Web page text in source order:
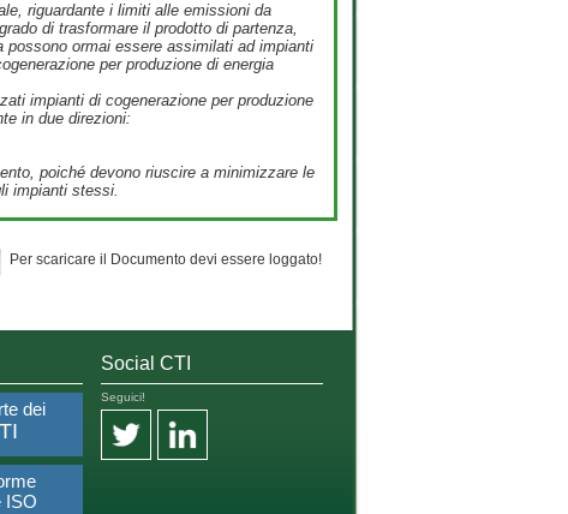
riguardante i limiti alle emissioni da
di trasformare il prodotto di partenza,
ormai essere assimilati ad impianti
per produzione di energia
impianti di cogenerazione per produzione
in due direzioni:
poiché devono riuscire a minimizzare le
impianti stessi.
Per scaricare il Documento devi essere loggato!
dei
ISO
Social CTI
Seguici!